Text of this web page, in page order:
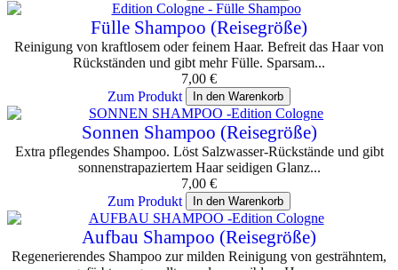
Fülle Shampoo (Reisegröße)
Reinigung von kraftlosem oder feinem Haar. Befreit das Haar von
Rückständen und gibt mehr Fülle. Sparsam...
7,00 €
Zum Produkt
In den Warenkorb
Sonnen Shampoo (Reisegröße)
Extra pflegendes Shampoo. Löst Salzwasser-Rückstände und gibt
sonnenstrapaziertem Haar seidigen Glanz...
7,00 €
Zum Produkt
In den Warenkorb
Aufbau Shampoo (Reisegröße)
Regenerierendes Shampoo zur milden Reinigung von gesträhntem,